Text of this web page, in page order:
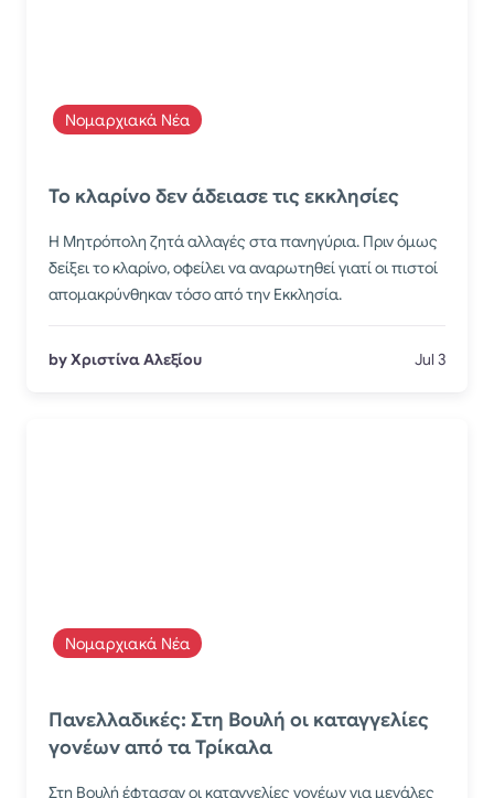
Νομαρχιακά Νέα
Το κλαρίνο δεν άδειασε τις εκκλησίες
Η Μητρόπολη ζητά αλλαγές στα πανηγύρια. Πριν όμως
δείξει το κλαρίνο, οφείλει να αναρωτηθεί γιατί οι πιστοί
απομακρύνθηκαν τόσο από την Εκκλησία.
by Χριστίνα Αλεξίου Jul 3
Νομαρχιακά Νέα
Πανελλαδικές: Στη Βουλή οι καταγγελίες
γονέων από τα Τρίκαλα
Στη Βουλή έφτασαν οι καταγγελίες γονέων για μεγάλες